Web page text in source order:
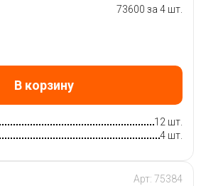
73600 за 4 шт.
В корзину
12 шт.
4 шт.
Арт: 75384